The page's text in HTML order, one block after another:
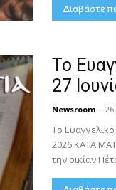
Διαβάστε
Το
27
Newsroom - 26
Το
2026 ΚΑΤΑ
την οικίαν